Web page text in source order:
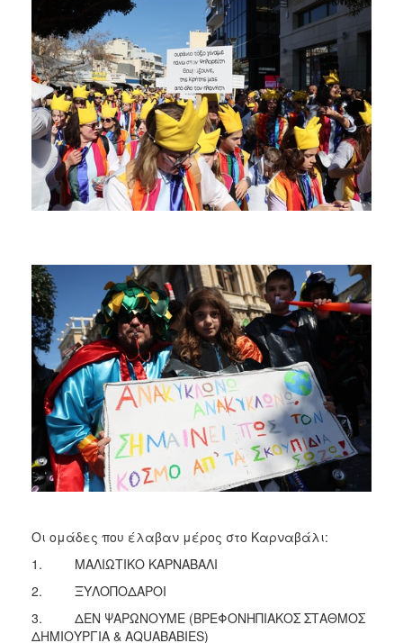
Οι ομάδες που έλαβαν μέρος στο Καρναβάλι:
1. ΜΑΛΙΩΤΙΚΟ ΚΑΡΝΑΒΑΛΙ
2. ΞΥΛΟΠΟΔΑΡΟΙ
3. ΔΕΝ ΨΑΡΩΝΟΥΜΕ (ΒΡΕΦΟΝΗΠΙΑΚΟΣ ΣΤΑΘΜΟΣ
ΔΗΜΙΟΥΡΓΙΑ & AQUABABIES)